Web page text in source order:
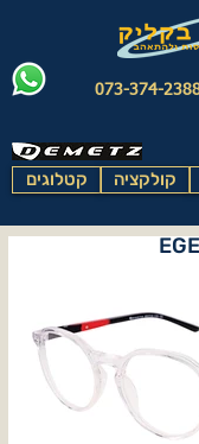
073-374-
קטלוגים קולקציה